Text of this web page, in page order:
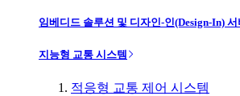
임베디드 솔루션 및 디자인-인(Design-In)
지능형 교통 시스템
적응형 교통 제어 시스템